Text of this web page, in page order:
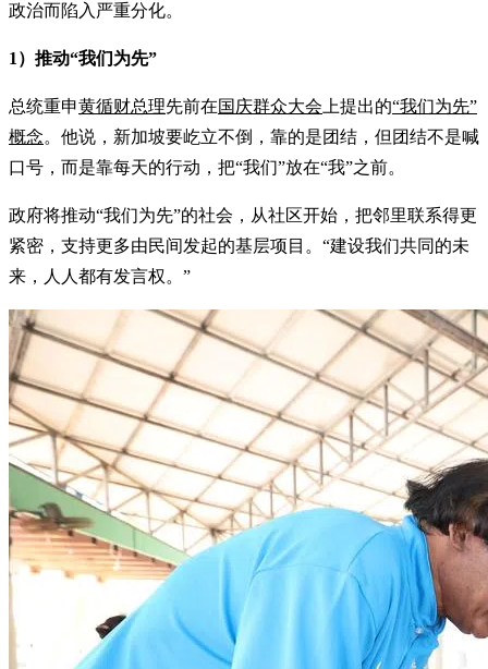
政治而陷入严重分化。
1）推动“我们为先”
总统重申黄循财总理先前在国庆群众大会 上提出的“我们为先”
概念。他说，新加坡要屹立不倒，靠的是团结，但团结不是喊
口号，而是靠每天的行动，把“我们”放在“我”之前。
政府将推动“我们为先”的社会，从社区开始，把邻里联系得更
紧密，支持更多由民间发起的基层项目。“建设我们共同的未
来，人人都有发言权。”